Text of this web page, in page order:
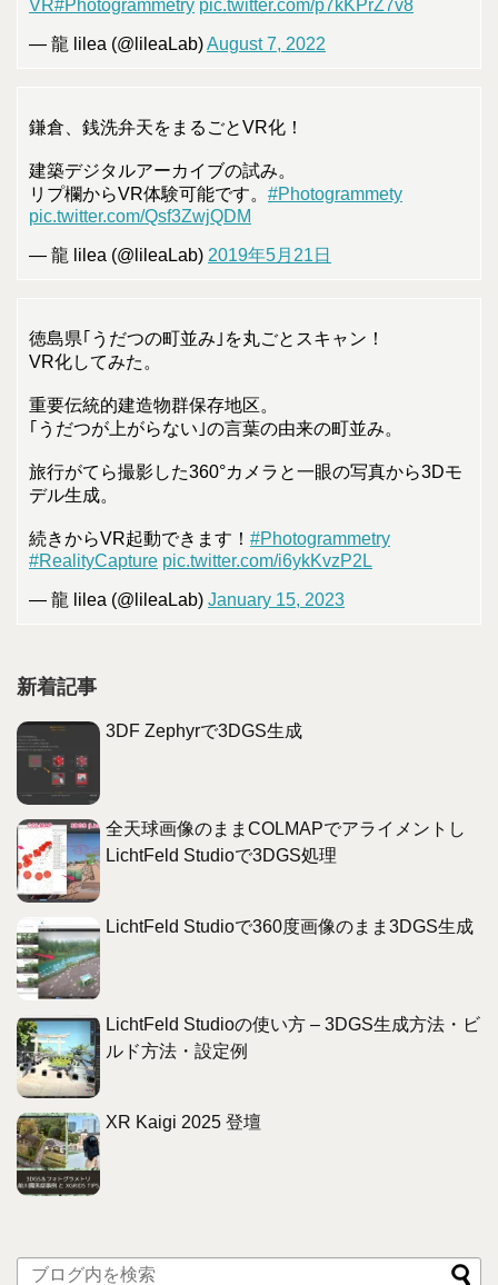
VR#Photogrammetry pic.twitter.com/p7kKPrZ7v8
— 龍 lilea (@lileaLab)August 7, 2022
鎌倉、銭洗弁天をまるごとVR化！
建築デジタルアーカイブの試み。
リプ欄からVR体験可能です。 #Photogrammety
pic.twitter.com/Qsf3ZwjQDM
— 龍 lilea (@lileaLab) 2019年5月21日
徳島県｢うだつの町並み｣を丸ごとスキャン！
VR化してみた。
重要伝統的建造物群保存地区。
｢うだつが上がらない｣の言葉の由来の町並み。
旅行がてら撮影した360°カメラと一眼の写真から3Dモ
デル生成。
続きからVR起動できます！ #Photogrammetry
#RealityCapture pic.twitter.com/i6ykKvzP2L
— 龍 lilea (@lileaLab) January 15, 2023
新着記事
3DF Zephyrで3DGS生成
全天球画像のままCOLMAPでアライメントし
LichtFeld Studioで3DGS処理
LichtFeld Studioで360度画像のまま3DGS生成
LichtFeld Studioの使い方 – 3DGS生成方法・ビ
ルド方法・設定例
XR Kaigi 2025 登壇